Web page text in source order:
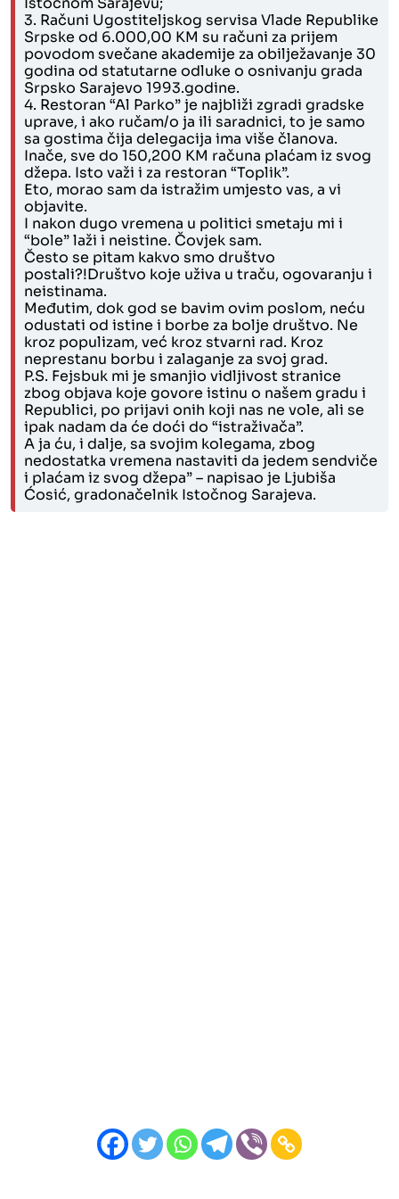
3. Računi Ugostiteljskog servisa Vlade Republike
Srpske od 6.000,00 KM su računi za prijem
povodom svečane akademije za obilježavanje 30
godina od statutarne odluke o osnivanju grada
Srpsko Sarajevo 1993.godine.
4. Restoran “Al Parko” je najbliži zgradi gradske
uprave, i ako ručam/o ja ili saradnici, to je samo
sa gostima čija delegacija ima više članova.
Inače, sve do 150,200 KM računa plaćam iz svog
džepa. Isto važi i za restoran “Toplik”.
Eto, morao sam da istražim umjesto vas, a vi
objavite.
I nakon dugo vremena u politici smetaju mi i
“bole” laži i neistine. Čovjek sam.
Često se pitam kakvo smo društvo
postali?!Društvo koje uživa u traču, ogovaranju i
neistinama.
Međutim, dok god se bavim ovim poslom, neću
odustati od istine i borbe za bolje društvo. Ne
kroz populizam, već kroz stvarni rad. Kroz
neprestanu borbu i zalaganje za svoj grad.
P.S. Fejsbuk mi je smanjio vidljivost stranice
zbog objava koje govore istinu o našem gradu i
Republici, po prijavi onih koji nas ne vole, ali se
ipak nadam da će doći do “istraživača”.
A ja ću, i dalje, sa svojim kolegama, zbog
nedostatka vremena nastaviti da jedem sendviče
i plaćam iz svog džepa” – napisao je Ljubiša
Ćosić, gradonačelnik Istočnog Sarajeva.